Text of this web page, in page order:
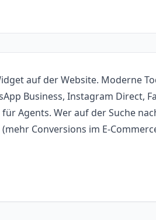
auf der Website. Moderne
Business, Instagram Direct,
Agents. Wer auf der Suche
Conversions im E-